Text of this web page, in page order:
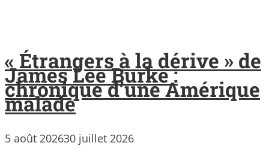
« Étrangers à la dérive » de
James Lee Burke :
chronique d’une Amérique
malade
5 août 202630 juillet 2026